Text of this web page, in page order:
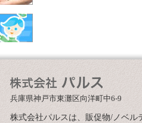
兵庫県神戸市東灘区向洋町中6-9
株式会社パルスは、販促物/ノベル